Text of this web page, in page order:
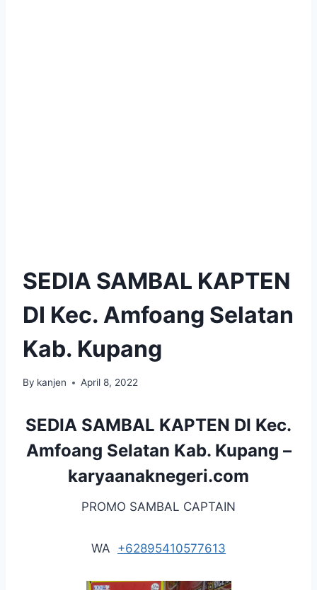
SEDIA SAMBAL KAPTEN
DI Kec. Amfoang Selatan
Kab. Kupang
By kanjen April 8, 2022
SEDIA SAMBAL KAPTEN DI Kec.
Amfoang Selatan Kab. Kupang –
karyaanaknegeri.com
PROMO SAMBAL CAPTAIN
WA +62895410577613